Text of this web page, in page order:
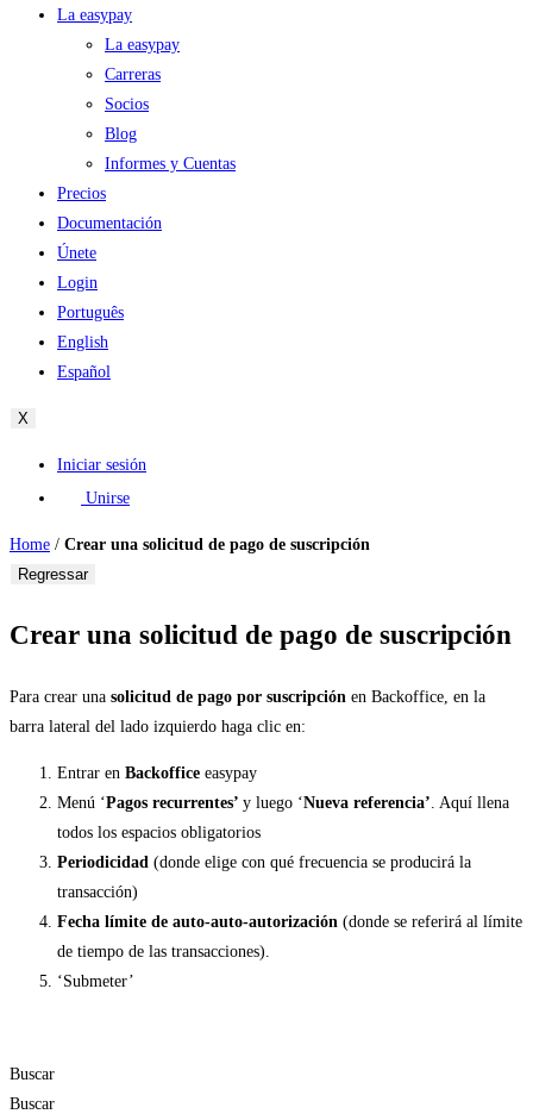
La easypay
La easypay
Carreras
Socios
Blog
Informes y Cuentas
Precios
Documentación
Únete
Login
Português
English
Español
X
Iniciar sesión
Unirse
Home / Crear una solicitud de pago de suscripción
Regressar
Crear una solicitud de pago de suscripción
Para crear una solicitud de pago por suscripción en Backoffice, en la
barra lateral del lado izquierdo haga clic en:
Entrar en Backoffice easypay
Menú ‘Pagos recurrentes’ y luego ‘Nueva referencia’. Aquí llena
todos los espacios obligatorios
Periodicidad (donde elige con qué frecuencia se producirá la
transacción)
Fecha límite de auto-auto-autorización (donde se referirá al límite
de tiempo de las transacciones).
‘Submeter’
Buscar
Buscar